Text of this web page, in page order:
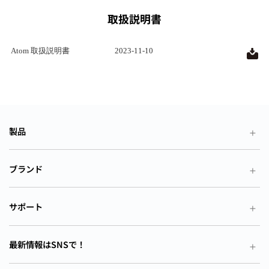
取扱説明書
Atom 取扱説明書 2023-11-10
製品
ブランド
サポート
最新情報はSNSで！